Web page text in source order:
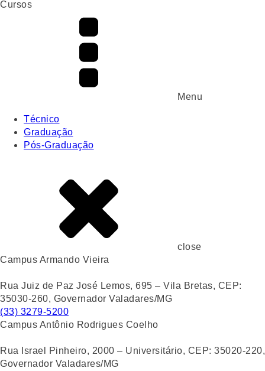
Cursos
Menu
Técnico
Graduação
Pós-Graduação
close
Campus Armando Vieira
Rua Juiz de Paz José Lemos, 695 – Vila Bretas, CEP:
35030-260, Governador Valadares/MG
(33) 3279-5200
Campus Antônio Rodrigues Coelho
Rua Israel Pinheiro, 2000 – Universitário, CEP: 35020-220,
Governador Valadares/MG